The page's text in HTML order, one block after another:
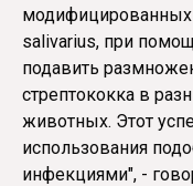
модифицированных
salivarius, при
подавить
стрептококка в
животных. Этот
использования
инфекциями", -